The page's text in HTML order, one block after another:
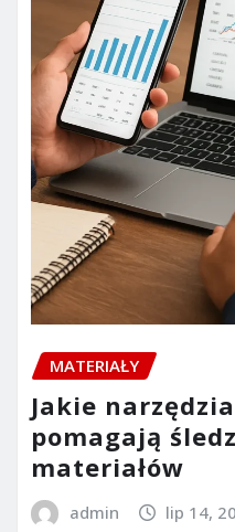
MATERIAŁY
Jakie
pomagają
materiałów
admin lip 14,